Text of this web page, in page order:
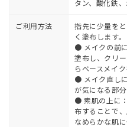
タン、酸化鉄
ご利用方法
指先に少量を
く塗布します。
● メイクの前
塗布し、クリ
らベースメイ
● メイク直し
が気になる部
● 素肌の上に
布することで
なめらかな肌に